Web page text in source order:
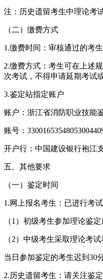
注：历史遗留考生中理论考
（二）缴费方式
1.缴费时间：审核通过的考
2.缴费方式：考生可在上述
次考试，不得申请延期考试
3.鉴定站指定账户
账户：浙江省消防职业技能
账号：
开户行：中国建设银行袍江
五、其他要求
（一）鉴定时间
1.网上报名考生：已进行考
（1）初级考生参加理论鉴
（2）中级考生采取理论考
当日参加鉴定的考生迟到30
2.历史遗留考生：请关注鉴